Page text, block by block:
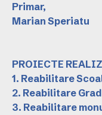
Primar,
Marian Speriatu
PROIECTE
1. Reabilitare
2. Reabilitare
3. Reabilitare